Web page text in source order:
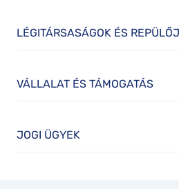
LÉGITÁRSASÁGOK ÉS
VÁLLALAT ÉS TÁMOGATÁS
JOGI ÜGYEK